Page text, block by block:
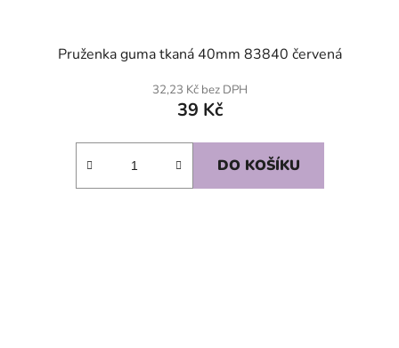
Pruženka guma tkaná 40mm 83840 červená
32,23 Kč bez DPH
39 Kč
DO KOŠÍKU